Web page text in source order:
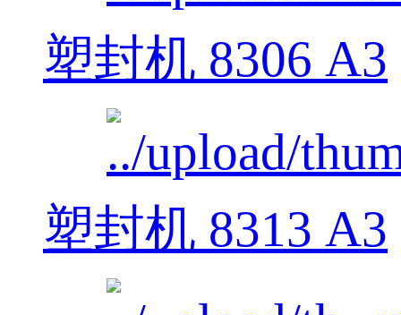
塑封机 8306 A3
塑封机 8313 A3